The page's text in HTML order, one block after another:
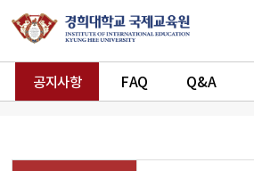
공지사항 FAQ Q&A